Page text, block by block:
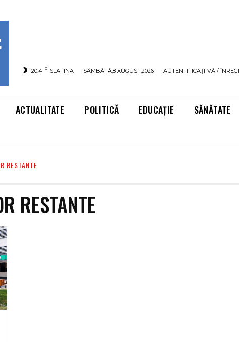
20.4 C SLATINA SÂMBĂTĂ,8 AUGUST,2026 AUTENTIFICAȚI-VĂ /
ACTUALITATE POLITICĂ EDUCAȚIE SĂNĂTATE
RESTANTE
RESTANTE